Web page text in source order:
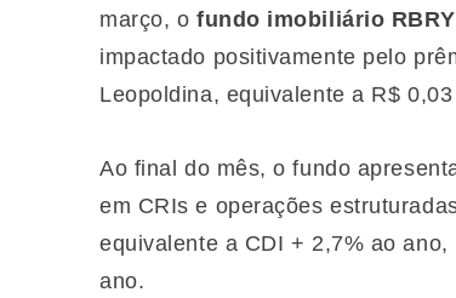
março, o fundo imobiliário
impactado positivamente pelo
Leopoldina, equivalente a R$
Ao final do mês, o fundo
em CRIs e operações
equivalente a CDI + 2,7% ao
ano.